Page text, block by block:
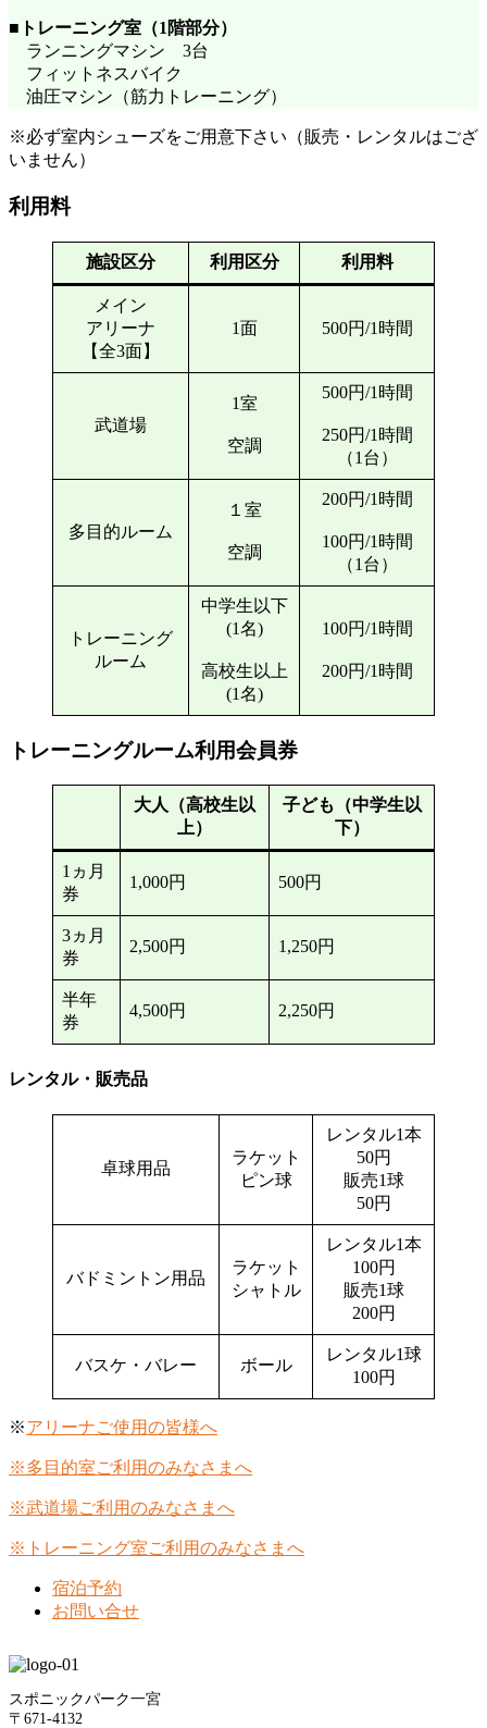
■トレーニング室（1階部分）
ランニングマシン 3台
フィットネスバイク
油圧マシン（筋力トレーニング）
※必ず室内シューズをご用意下さい（販売・レンタルはござ
いません）
利用料
施設区分 利用区分 利用料
メイン
アリーナ
【全3面】
1面 500円/1時間
武道場
1室
空調
500円/1時間
250円/1時間
（1台）
多目的ルーム
１室
空調
200円/1時間
100円/1時間
（1台）
トレーニング
ルーム
中学生以下
(1名)
高校生以上
(1名)
100円/1時間
200円/1時間
トレーニングルーム利用会員券
大人（高校生以
上）
子ども（中学生以
下）
1ヵ月
券
1,000円 500円
3ヵ月
券
2,500円 1,250円
半年
券
4,500円 2,250円
レンタル・販売品
卓球用品
ラケット
ピン球
レンタル1本
50円
販売1球
50円
バドミントン用品
ラケット
シャトル
レンタル1本
100円
販売1球
200円
バスケ・バレー ボール
レンタル1球
100円
※アリーナご使用の皆様へ
※多目的室ご利用のみなさまへ
※武道場ご利用のみなさまへ
※トレーニング室ご利用のみなさまへ
宿泊予約
お問い合せ
スポニックパーク一宮
〒671-4132